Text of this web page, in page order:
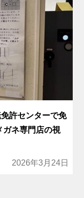
許センターで免
ガネ専門店の視
2026年3月24日